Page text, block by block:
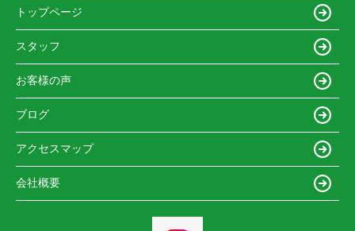
トップページ
スタッフ
お客様の声
ブログ
アクセスマップ
会社概要